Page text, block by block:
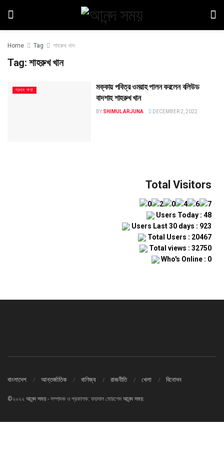
Home Tag শাহরুখ খান
Tag: শাহরুখ খান
প্রথম পাতা
মক্কায় পবিত্র ওমরাহ পালন করলেন বলিউড
বাদশাহ শাহরুখ খান
BY SHIMUL ARJUNA DECEMBER 2, 2022
Total Visitors
Users Today : 48
Users Last 30 days : 923
Total Users : 20467
Total views : 32750
Who's Online : 0
বাংলাদেশ আন্তর্জাতিক বাণিজ্য রাজনীতি খেলা বিনোদন
©২০২২ আনন্দ সময় - সম্পাদক ও প্রকাশক: ফয়সাল মোরশেদ আনন্দ সময়